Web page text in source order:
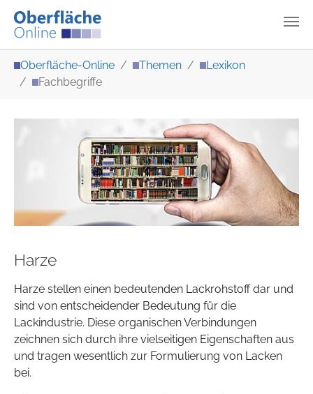
Oberfläche-Online Themen
Lexikon
Fachbegriffe
Harze
Harze stellen einen bedeutenden Lackrohstoff dar und
sind von entscheidender Bedeutung für die
Lackindustrie. Diese organischen Verbindungen
zeichnen sich durch ihre vielseitigen Eigenschaften aus
und tragen wesentlich zur Formulierung von Lacken
bei.